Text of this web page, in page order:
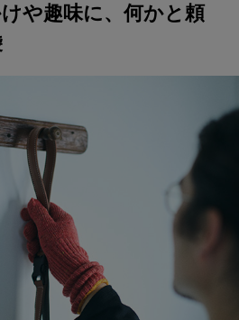
や趣味に、何かと頼